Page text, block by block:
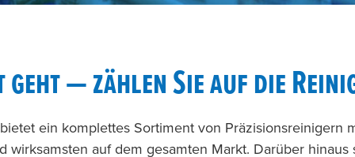
geht — zählen Sie auf die
ein komplettes Sortiment von Präzisionsreinigern
auf dem gesamten Markt. Darüber hinaus